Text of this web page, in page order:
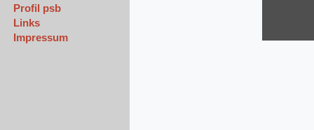
Profil psb
Links
Impressum